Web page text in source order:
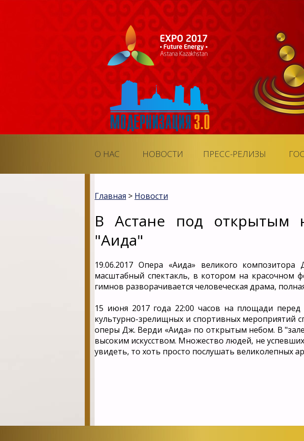
О НАС НОВОСТИ ПРЕСС-РЕЛИЗЫ
Главная > Новости
В Астане под открытым
"Аида"
19.06.2017 Опера «Аида» великого
масштабный спектакль, в котором на красочном
гимнов разворачивается человеческая драма,
15 июня 2017 года 22:00 часов на площади
культурно-зрелищных и спортивных мероприятий
оперы Дж. Верди «Аида» по открытым небом. В
высоким искусством. Множество людей, не
увидеть, то хоть просто послушать великолепных